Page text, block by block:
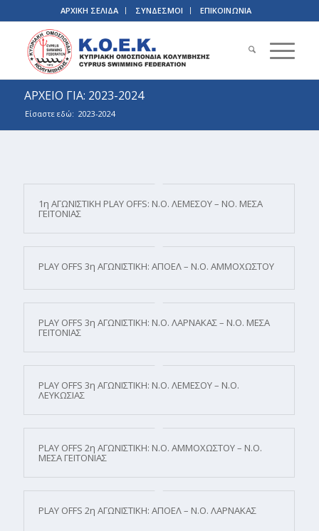
ΑΡΧΙΚΗ ΣΕΛΙΔΑ ΣΥΝΔΕΣΜΟΙ ΕΠΙΚΟΙΝΩΝΙΑ
ΑΡΧΕΙΟ ΓΙΑ: 2023-2024
Είσαστε εδώ: 2023-2024
1η ΑΓΩΝΙΣΤΙΚΗ PLAY OFFS: N.O. ΛΕΜΕΣΟΥ – ΝΟ. ΜΕΣΑ
ΓΕΙΤΟΝΙΑΣ
PLAY OFFS 3η ΑΓΩΝΙΣΤΙΚΗ: ΑΠΟΕΛ – Ν.Ο. ΑΜΜΟΧΩΣΤΟΥ
PLAY OFFS 3η ΑΓΩΝΙΣΤΙΚΗ: Ν.Ο. ΛΑΡΝΑΚΑΣ – Ν.Ο. ΜΕΣΑ
ΓΕΙΤΟΝΙΑΣ
PLAY OFFS 3η ΑΓΩΝΙΣΤΙΚΗ: Ν.Ο. ΛΕΜΕΣΟΥ – Ν.Ο.
ΛΕΥΚΩΣΙΑΣ
PLAY OFFS 2η ΑΓΩΝΙΣΤΙΚΗ: Ν.Ο. ΑΜΜΟΧΩΣΤΟΥ – Ν.Ο.
ΜΕΣΑ ΓΕΙΤΟΝΙΑΣ
PLAY OFFS 2η ΑΓΩΝΙΣΤΙΚΗ: ΑΠΟΕΛ – Ν.Ο. ΛΑΡΝΑΚΑΣ